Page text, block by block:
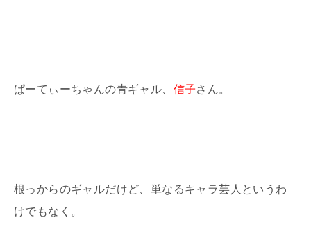
ぱーてぃーちゃんの青ギャル、 信子さん。
根っからのギャルだけど、単なるキャラ芸人というわ
けでもなく。